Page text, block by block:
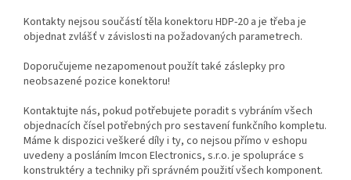
Kontakty nejsou součástí těla konektoru HDP-20 a je třeba je
objednat zvlášť v závislosti na požadovaných parametrech.
Doporučujeme nezapomenout použít také záslepky pro
neobsazené pozice konektoru!
Kontaktujte nás, pokud potřebujete poradit s vybráním všech
objednacích čísel potřebných pro sestavení funkčního kompletu.
Máme k dispozici veškeré díly i ty, co nejsou přímo v eshopu
uvedeny a posláním Imcon Electronics, s.r.o. je spolupráce s
konstruktéry a techniky při správném použití všech komponent.